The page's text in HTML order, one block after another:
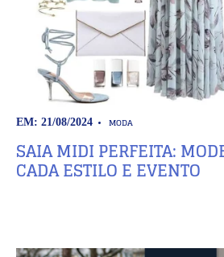
EM: 21/08/2024 MODA
SAIA MIDI PERFEITA:
CADA ESTILO E EVENTO